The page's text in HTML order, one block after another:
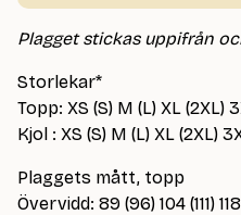
Plagget stickas uppifrån
Storlekar*
Topp: XS (S) M (L) XL (2XL)
Kjol : XS (S) M (L) XL (2XL)
Plaggets mått, topp
Övervidd: 89 (96) 104 (111)